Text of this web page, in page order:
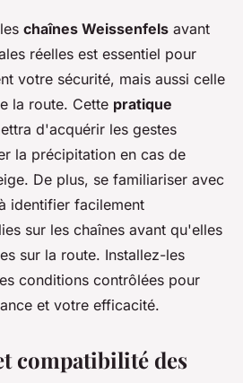
chaînes Weissenfels avant
réelles est essentiel pour
votre sécurité, mais aussi celle
la route. Cette pratique
d'acquérir les gestes
la précipitation en cas de
De plus, se familiariser avec
identifier facilement
sur les chaînes avant qu'elles
sur la route. Installez-les
conditions contrôlées pour
et votre efficacité.
compatibilité des